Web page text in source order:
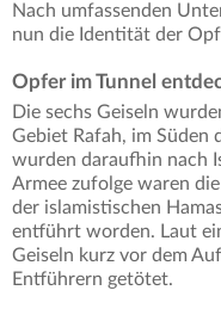
Nach umfassenden
nun die Identität der
Opfer im Tunnel
Die sechs Geiseln
Gebiet Rafah, im Süden
wurden daraufhin nach
Armee zufolge waren
der islamistischen
entführt worden. Laut
Geiseln kurz vor dem
Entführern getötet.